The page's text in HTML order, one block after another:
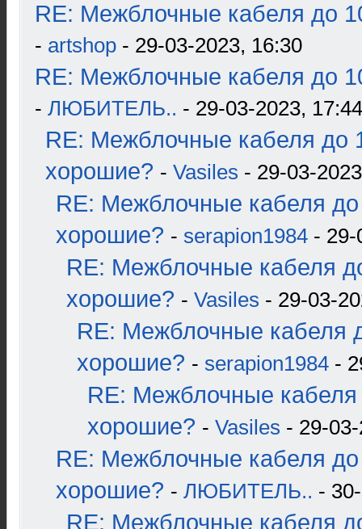
RE: Межблочные кабеля до
- artshop - 29-03-2023, 16:30
RE: Межблочные кабеля до
- ЛЮБИТЕЛЬ.. - 29-03-2023, 17:44
RE: Межблочные кабеля до
хорошие? - Vasiles - 29-03-
RE: Межблочные кабеля до
хорошие? - serapion1984 - 29-
RE: Межблочные кабеля
хорошие? - Vasiles - 29-03-
RE: Межблочные кабеля
хорошие? - serapion1984 -
RE: Межблочные кабеля
хорошие? - Vasiles - 29-
RE: Межблочные кабеля до
хорошие? - ЛЮБИТЕЛЬ.. -
RE: Межблочные кабеля